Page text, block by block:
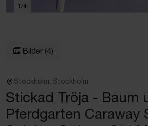
1 /4
Bilder (4)
Stockholm, Stockholm
Stickad Tröja - Baum
Pferdgarten Caraway